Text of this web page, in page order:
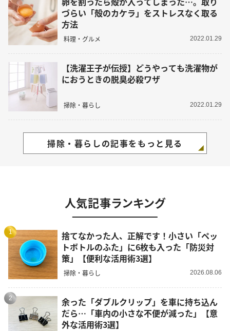
づらい「殻のカケラ」をストレスなく取る
方法
料理・グルメ 2022.01.29
【洗濯王子が伝授】どうやっても洗濯物が
におうときの脱臭必殺ワザ
掃除・暮らし 2022.01.29
掃除・暮らしの記事をもっと見る
人気記事ランキング
1
捨てなかった人、正解です！小さい「ペッ
トボトルのふた」に6枚も入った「防災対
策」【便利な活用術3選】
掃除・暮らし 2026.08.06
2
余った「ダブルクリップ」を車に持ち込ん
だら…「車内の小さな不便が減った」【意
外な活用術3選】